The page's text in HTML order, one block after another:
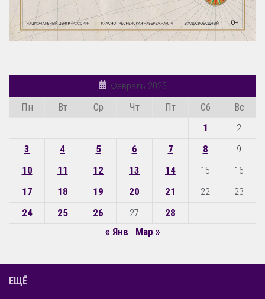
Февраль 2025
Пн
Вт Ср Чт Пт Сб
Вс
1
2
3
4 5 6 7 8
9
10
11 12 13 14 15
16
17
18 19 20 21 22
23
24
25 26 27
28
« Янв
Мар »
ЕЩЁ